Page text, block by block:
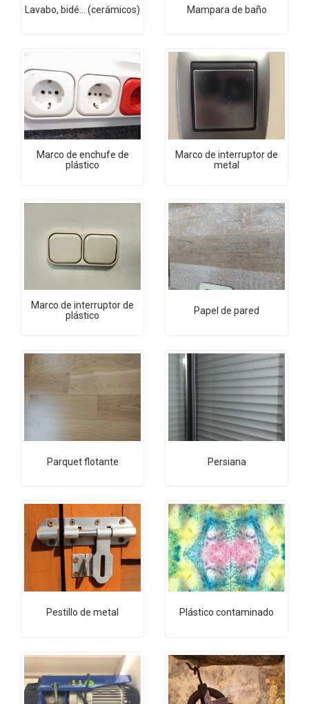
Lavabo, bidé... (cerámicos) Mampara de baño
Marco de enchufe de
plástico
Marco de interruptor de
metal
Marco de interruptor de
plástico
Papel de pared
Parquet flotante Persiana
Pestillo de metal Plástico contaminado